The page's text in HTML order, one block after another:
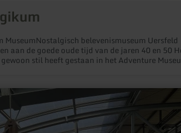
MuseumNostalgisch belevenismuseum Uersfeld
aan de goede oude tijd van de jaren 40 en 50
alsof de tijd gewoon stil heeft gestaan in het Adventure